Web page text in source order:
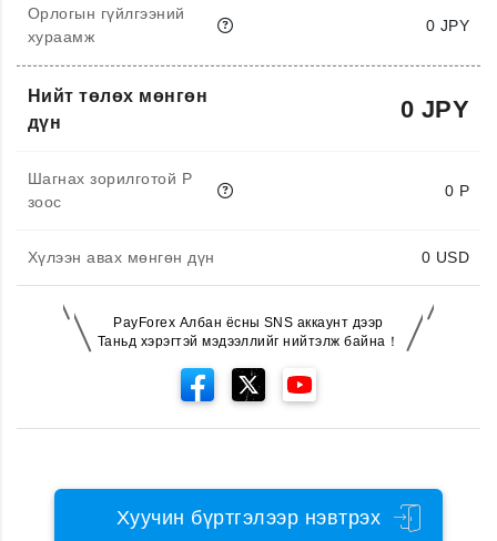
Орлогын гүйлгээний
хураамж
0 JPY
Нийт төлөх мөнгөн
дүн
0 JPY
Шагнах зорилготой P
зоос
0 P
Хүлээн авах мөнгөн дүн 0 USD
PayForex Албан ёсны SNS аккаунт дээр
Таньд хэрэгтэй мэдээллийг нийтэлж байна！
Хуучин бүртгэлээр нэвтрэх